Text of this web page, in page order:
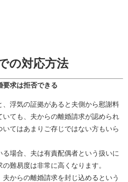
の対応方法
要求は拒否できる
浮気の証拠があると夫側から慰謝料
いても、夫からの離婚請求が認められ
てはあまりご存じではない方もいら
場合、夫は有責配偶者という扱いに
難易度は非常に高くなります。
からの離婚請求を封じ込めるという